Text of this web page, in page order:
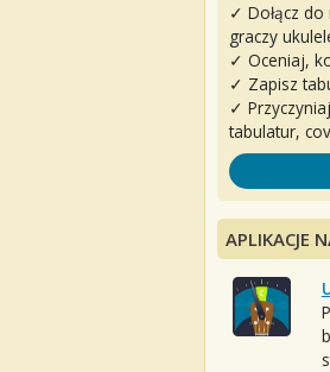
✓ Dołącz do
graczy
✓ Oceniaj,
✓ Zapisz
✓
tabulatur,
APLIKACJE